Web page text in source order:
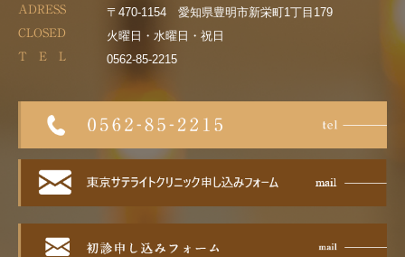
ADRESS 〒470-1154 愛知県豊明市新栄町1丁目179
CLOSED 火曜日・水曜日・祝日
T E L 0562-85-2215